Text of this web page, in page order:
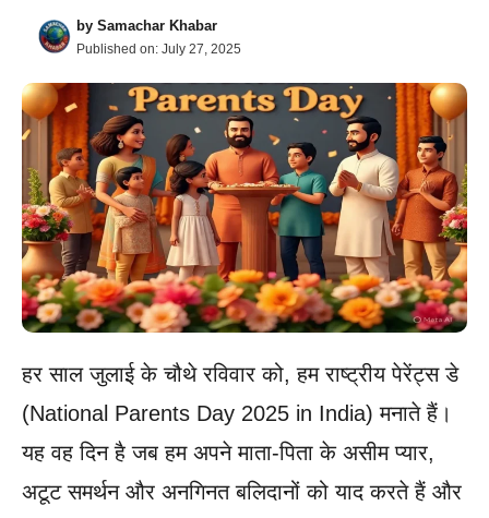
by Samachar Khabar
Published on: July 27, 2025
हर साल जुलाई के चौथे रविवार को, हम राष्ट्रीय पेरेंट्स डे
(National Parents Day 2025 in India) मनाते हैं।
यह वह दिन है जब हम अपने माता-पिता के असीम प्यार,
अटूट समर्थन और अनगिनत बलिदानों को याद करते हैं और